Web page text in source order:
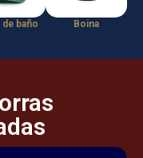
baño Boina